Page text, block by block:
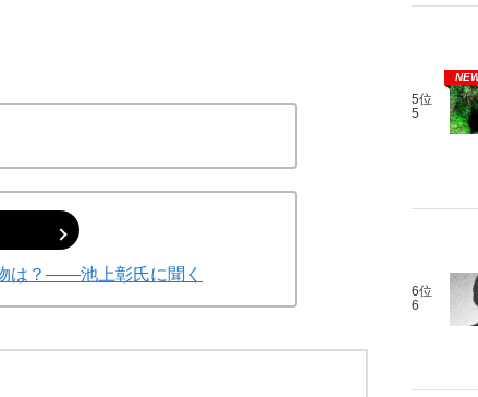
不倫スキャンダル
ア官僚・松川るい
どうして面白人材
は？――池上彰氏に聞く
5位
5
6位
6